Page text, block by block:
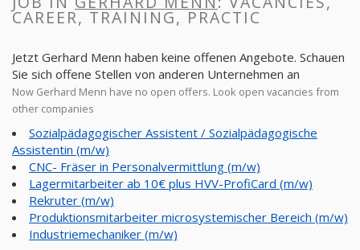
CAREER, TRAINING, PRACTIC
Jetzt Gerhard Menn haben keine offenen Angebote. Schauen
Sie sich offene Stellen von anderen Unternehmen an
Now Gerhard Menn have no open offers. Look open vacancies from
other companies
Sozialpädagogischer Assistent / Sozialpädagogische
Assistentin (m/w)
CNC- Fräser in Personalvermittlung (m/w)
Lagermitarbeiter ab 10€ plus HVV-ProfiCard (m/w)
Rekruter (m/w)
Produktionsmitarbeiter microsystemischer Bereich (m/w)
Industriemechaniker (m/w)